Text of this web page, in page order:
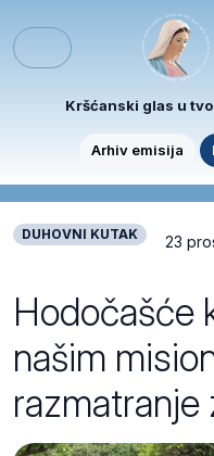
Menu
Kršćanski glas u
Arhiv emisija
DUHOVNI KUTAK 23
Hodočašće
našim
razmatranje